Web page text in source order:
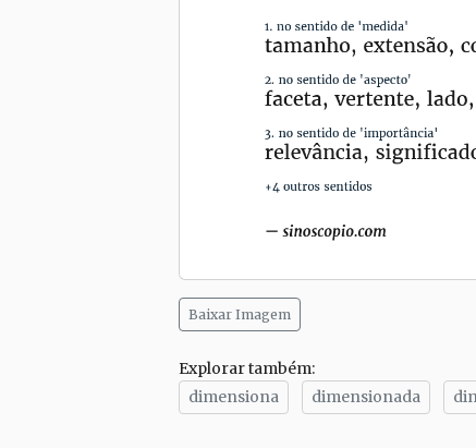
Baixar Imagem
Explorar também:
dimensiona
dimensionada